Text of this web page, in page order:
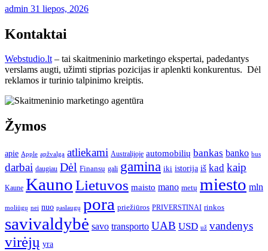
admin 31 liepos, 2026
Kontaktai
Webstudio.lt– tai skaitmeninio marketingo ekspertai, padedantys
verslams augti, užimti stiprias pozicijas ir aplenkti konkurentus. Dėl
reklamos ir turinio talpinimo kreiptis.
Žymos
apie Apple apžvalga atliekami Australijoje automobilių bankas banko bus
darbai daugiau Dėl Finansų gali gamina iki istorija iš kad kaip
Kaune KaunoLietuvos maisto mano metų miesto mln
moliūgų nei nuo paslaugų pora priežiūros PRIVERSTINAI rinkos
savivaldybė savo transporto UAB USD už vandenys
virėjų yra